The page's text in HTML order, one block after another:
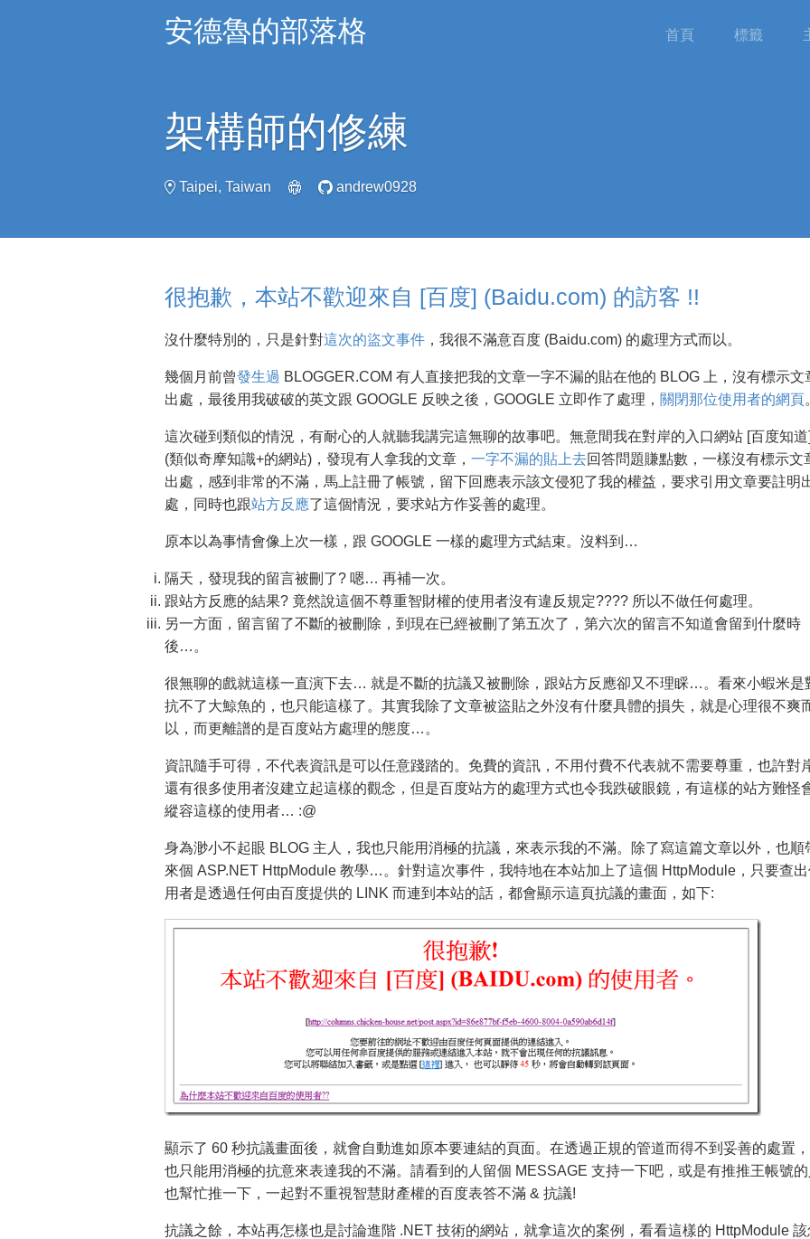
安德魯的部落格 首頁 標籤
架構師的修練
Taipei, Taiwan andrew0928
很抱歉，本站不歡迎來自 [百度] (Baidu.com) 的訪客 !!
沒什麼特別的，只是針對這次的盜文事件 ，我很不滿意百度 (Baidu.com) 的處理方式而以。
幾個月前曾發生過 BLOGGER.COM 有人直接把我的文章一字不漏的貼在他的 BLOG 上，沒有標示文
出處，最後用我破破的英文跟 GOOGLE 反映之後，GOOGLE 立即作了處理， 關閉那位使用者的網頁
這次碰到類似的情況，有耐心的人就聽我講完這無聊的故事吧。無意間我在對岸的入口網站 [百度知
(類似奇摩知識+的網站)，發現有人拿我的文章， 一字不漏的貼上去回答問題賺點數，一樣沒有標示文
出處，感到非常的不滿，馬上註冊了帳號，留下回應表示該文侵犯了我的權益，要求引用文章要註明
處，同時也跟站方反應了這個情況，要求站方作妥善的處理。
原本以為事情會像上次一樣，跟 GOOGLE 一樣的處理方式結束。沒料到…
隔天，發現我的留言被刪了? 嗯… 再補一次。
跟站方反應的結果? 竟然說這個不尊重智財權的使用者沒有違反規定???? 所以不做任何處理。
另一方面，留言留了不斷的被刪除，到現在已經被刪了第五次了，第六次的留言不知道會留到什麼時
後…。
很無聊的戲就這樣一直演下去… 就是不斷的抗議又被刪除，跟站方反應卻又不理睬…。看來小蝦米是
抗不了大鯨魚的，也只能這樣了。其實我除了文章被盜貼之外沒有什麼具體的損失，就是心理很不爽
以，而更離譜的是百度站方處理的態度…。
資訊隨手可得，不代表資訊是可以任意踐踏的。免費的資訊，不用付費不代表就不需要尊重，也許對
還有很多使用者沒建立起這樣的觀念，但是百度站方的處理方式也令我跌破眼鏡，有這樣的站方難怪
縱容這樣的使用者… :@
身為渺小不起眼 BLOG 主人，我也只能用消極的抗議，來表示我的不滿。除了寫這篇文章以外，也順
來個 ASP.NET HttpModule 教學…。針對這次事件，我特地在本站加上了這個 HttpModule，只要查
用者是透過任何由百度提供的 LINK 而連到本站的話，都會顯示這頁抗議的畫面，如下:
顯示了 60 秒抗議畫面後，就會自動進如原本要連結的頁面。在透過正規的管道而得不到妥善的處置
也只能用消極的抗意來表達我的不滿。請看到的人留個 MESSAGE 支持一下吧，或是有推推王帳號
也幫忙推一下，一起對不重視智慧財產權的百度表答不滿 & 抗議!
抗議之餘，本站再怎樣也是討論進階 .NET 技術的網站，就拿這次的案例，看看這樣的 HttpModule 該